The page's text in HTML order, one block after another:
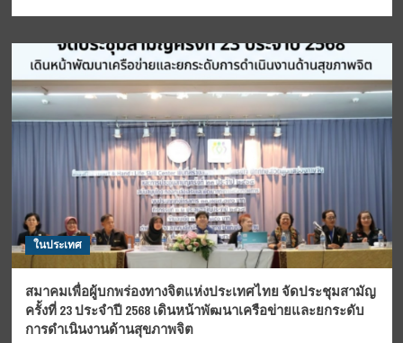
ในประเทศ
สมาคมเพื่อผู้บกพร่องทางจิตแห่งประเทศไทย จัดประชุมสามัญ
ครั้งที่ 23 ประจำปี 2568 เดินหน้าพัฒนาเครือข่ายและยกระดับ
การดำเนินงานด้านสุขภาพจิต